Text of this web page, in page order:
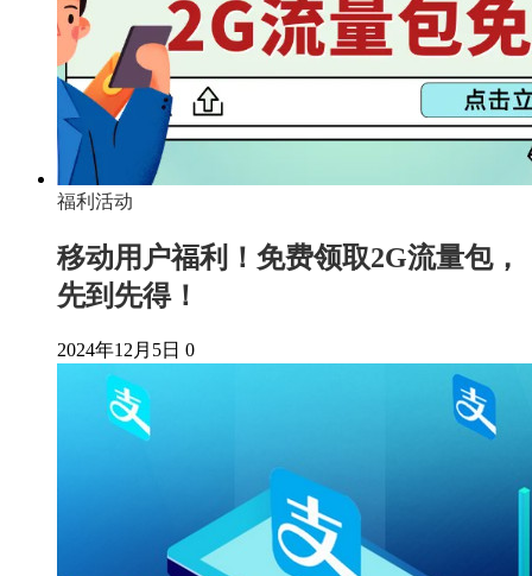
福利活动
移动用户福利！免费领取2G流量包，
先到先得！
2024年12月5日 0